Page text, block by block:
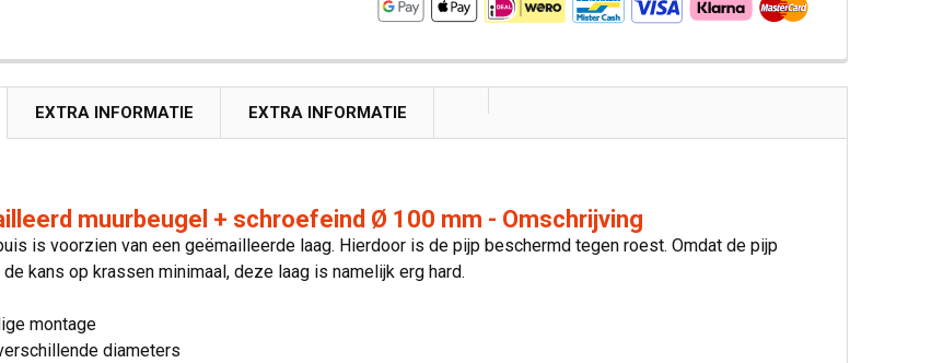
EXTRA INFORMATIE EXTRA INFORMATIE
muurbeugel + schroefeind Ø 100 mm - Omschrijving
is voorzien van een geëmailleerde laag. Hierdoor is de pijp beschermd tegen roest. Omdat de pijp
kans op krassen minimaal, deze laag is namelijk erg hard.
montage
diameters